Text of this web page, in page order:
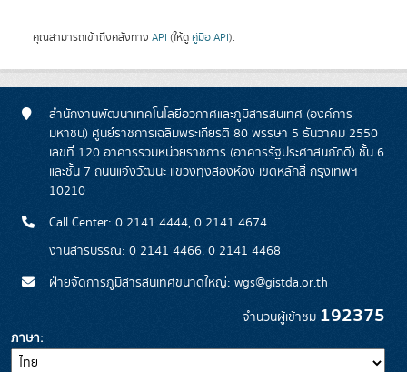
คุณสามารถเข้าถึงคลังทาง API (ให้ดู คู่มือ API).
สำนักงานพัฒนาเทคโนโลยีอวกาศและภูมิสารสนเทศ (องค์การ
มหาชน) ศูนย์ราชการเฉลิมพระเกียรติ 80 พรรษา 5 ธันวาคม 2550
เลขที่ 120 อาคารรวมหน่วยราชการ (อาคารรัฐประศาสนภักดี) ชั้น 6
และชั้น 7 ถนนแจ้งวัฒนะ แขวงทุ่งสองห้อง เขตหลักสี่ กรุงเทพฯ
10210
Call Center: 0 2141 4444, 0 2141 4674
งานสารบรรณ: 0 2141 4466, 0 2141 4468
ฝ่ายจัดการภูมิสารสนเทศขนาดใหญ่: wgs@gistda.or.th
จำนวนผู้เข้าชม 192375
ภาษา